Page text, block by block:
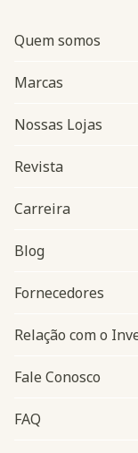
Navegação do rodapé
Quem somos
Marcas
Nossas Lojas
Revista
Carreira
Blog
Fornecedores
Relação com o
Fale Conosco
FAQ